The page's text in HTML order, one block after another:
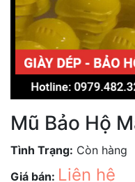
Mũ Bảo Hộ
Tình Trạng: Còn hàng
Giá bán: Liên hệ